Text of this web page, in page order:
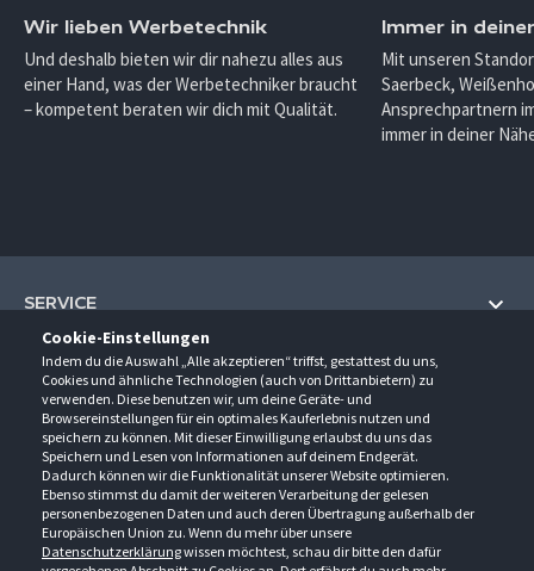
Cookie-Einstellungen
Indem du die Auswahl „Alle akzeptieren“ triffst, gestattest du uns,
Cookies und ähnliche Technologien (auch von Drittanbietern) zu
verwenden. Diese benutzen wir, um deine Geräte- und
Browsereinstellungen für ein optimales Kauferlebnis nutzen und
speichern zu können. Mit dieser Einwilligung erlaubst du uns das
Speichern und Lesen von Informationen auf deinem Endgerät.
Dadurch können wir die Funktionalität unserer Website optimieren.
Ebenso stimmst du damit der weiteren Verarbeitung der gelesen
personenbezogenen Daten und auch deren Übertragung außerhalb der
Europäischen Union zu. Wenn du mehr über unsere
Datenschutzerklärungwissen möchtest, schau dir bitte den dafür
Wir lieben Werbetechnik
Und deshalb bieten wir dir nahezu alles aus
einer Hand, was der Werbetechniker braucht
– kompetent beraten wir dich mit Qualität.
Immer in
Mit unseren
Saerbeck,
Ansprechpartnern
immer in deiner
SERVICE
Hilfe und Information
Fragen und Antworten (FAQ)
Kontakt
Newsletter
Events
Downloads
Kataloge
UNTERNEHMEN
Über uns
Anfahrt
Ansprechpartner
Außendienstbesuch
Jobs & Ausbildung
KONTAKT
Gröner-Schulze GmbH
Sarirstraße 5
12529 Schönefeld
Berlin-Schönefeld: +49 30 68 29 54-0
ÖFFNUNGSZEITEN
Montag - Donnerstag
9:00 - 17:00
Freitag
9:00 - 15:00
FOLGE UNS